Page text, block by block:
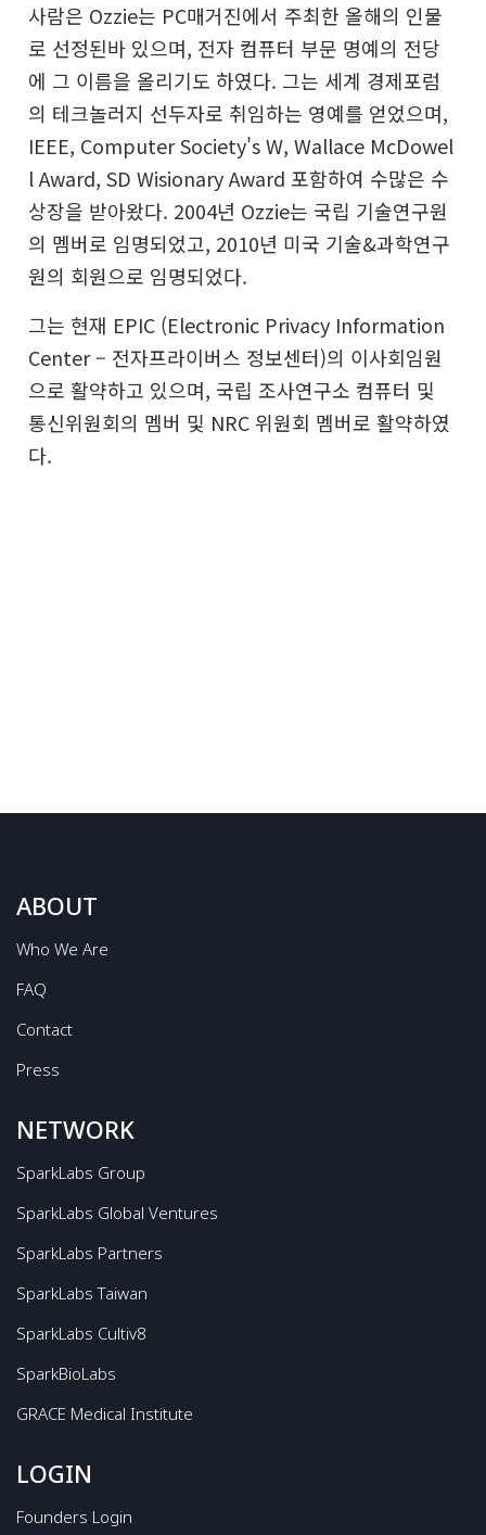
사람은 Ozzie는 PC매거진에서 주최한 올해의 인물
로 선정된바 있으며, 전자 컴퓨터 부문 명예의 전당
에 그 이름을 올리기도 하였다. 그는 세계 경제포럼
의 테크놀러지 선두자로 취임하는 영예를 얻었으며,
IEEE, Computer Society's W, Wallace McDowel
l Award, SD Wisionary Award 포함하여 수많은 수
상장을 받아왔다. 2004년 Ozzie는 국립 기술연구원
의 멤버로 임명되었고, 2010년 미국 기술&과학연구
원의 회원으로 임명되었다.
그는 현재 EPIC (Electronic Privacy Information
Center – 전자프라이버스 정보센터)의 이사회임원
으로 활약하고 있으며, 국립 조사연구소 컴퓨터 및
통신위원회의 멤버 및 NRC 위원회 멤버로 활약하였
다.
ABOUT
Who We Are
FAQ
Contact
Press
NETWORK
SparkLabs Group
SparkLabs Global Ventures
SparkLabs Partners
SparkLabs Taiwan
SparkLabs Cultiv8
SparkBioLabs
GRACE Medical Institute
LOGIN
Founders Login